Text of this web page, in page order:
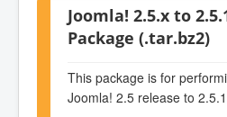
Joomla! 2.5.x to
Package (.tar.bz2)
This package is for
Joomla! 2.5 release to